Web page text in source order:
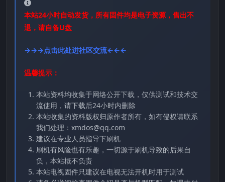
本站24小时自动发货，所有固件均是电子资源，售出不
退，请自备U盘
→→→点击此处进社区交流←←←
温馨提示：
本站资料均收集于网络公开下载，仅供测试和技术交
流使用，请下载后24小时内删除
本站收集的资料版权归原作者所有，如有侵权请联系
我们处理：xmdos@qq.com
建议在专业人员指导下刷机
刷机有风险也有乐趣，一切源于刷机导致的后果自
负，本站概不负责
本站电视固件只建议在电视无法开机时用于测试